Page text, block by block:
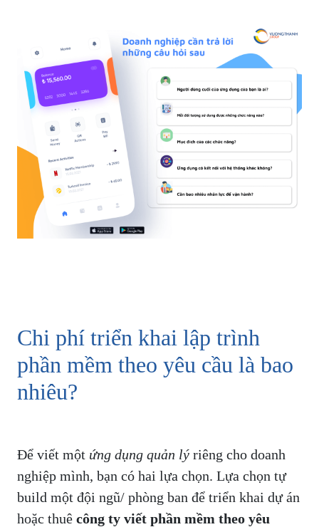
Chi phí triển khai lập trình
phần mềm theo yêu cầu là bao
nhiêu?
Để viết một ứng dụng quản lý riêng cho doanh
nghiệp mình, bạn có hai lựa chọn. Lựa chọn tự
build một đội ngũ/ phòng ban để triển khai dự án
hoặc thuê công ty viết phần mềm theo yêu